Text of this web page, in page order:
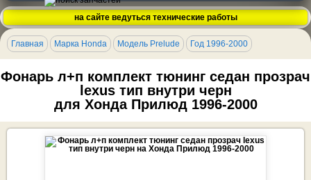
на сайте ведуться технические работы
Главная Марка Honda Модель Prelude Год 1996-2000
Фонарь л+п комплект тюнинг седан прозрач
lexus тип внутри черн
для Хонда Прилюд 1996-2000